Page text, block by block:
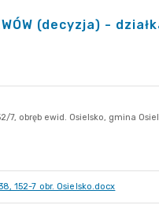
(decyzja) -
152-7 obr. Osielsko.docx